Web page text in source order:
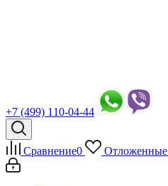
+7 (499) 110-04-44
Сравнение0 Отложенные